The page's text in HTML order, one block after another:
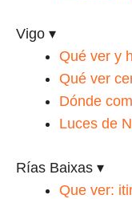
Vigo ▾
Qué ver y
Qué ver
Dónde
Luces de
Rías Baixas ▾
Que ver: